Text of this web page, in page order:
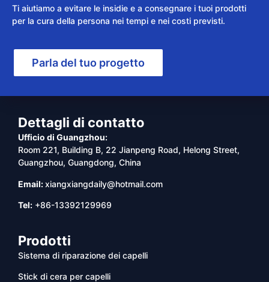
Ti aiutiamo a evitare le insidie e a consegnare i tuoi prodotti
per la cura della persona nei tempi e nei costi previsti.
Parla del tuo progetto
Dettagli di contatto
Ufficio di Guangzhou:
Room 221, Building B, 22 Jianpeng Road, Helong Street,
Guangzhou, Guangdong, China
Email:xiangxiangdaily@hotmail.com
Tel: +86-13392129969
Prodotti
Sistema di riparazione dei capelli
Stick di cera per capelli